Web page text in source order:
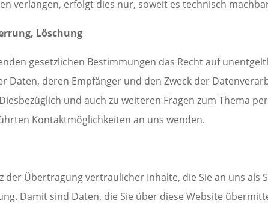
verlangen, erfolgt dies nur, soweit es technisch
Löschung
gesetzlichen Bestimmungen das Recht auf
Daten, deren Empfänger und den Zweck der
und auch zu weiteren Fragen zum Thema
Kontaktmöglichkeiten an uns wenden.
der Übertragung vertraulicher Inhalte, die Sie an uns als
Damit sind Daten, die Sie über diese Website